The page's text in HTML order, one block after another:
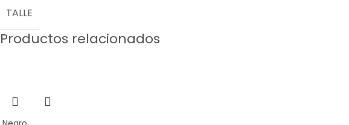
TALLE
Productos relacionados